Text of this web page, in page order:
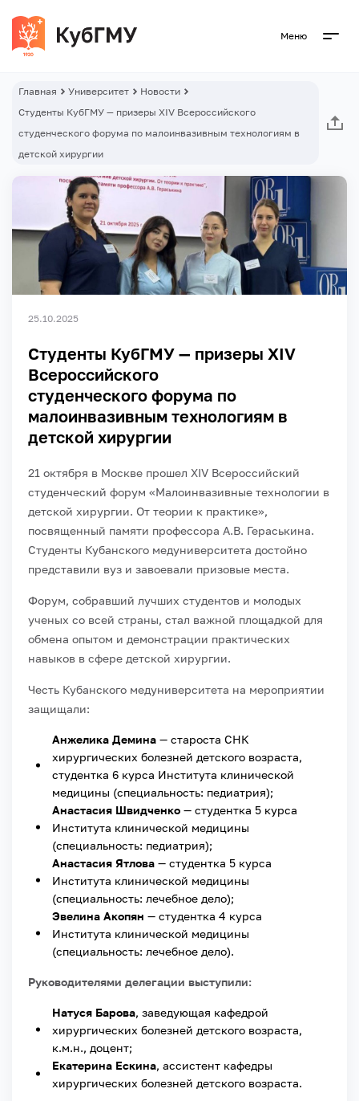
Меню
Главная Университет
Новости
Студенты КубГМУ — призеры XIV Всероссийского
студенческого форума по малоинвазивным технологиям в
детской хирургии
25.10.2025
Студенты КубГМУ — призеры XIV
Всероссийского
студенческого форума по
малоинвазивным технологиям в
детской хирургии
21 октября в Москве прошел XIV Всероссийский
студенческий форум «Малоинвазивные технологии в
детской хирургии. От теории к практике»,
посвященный памяти профессора А.В. Гераськина.
Студенты Кубанского медуниверситета достойно
представили вуз и завоевали призовые места.
Форум, собравший лучших студентов и молодых
ученых со всей страны, стал важной площадкой для
обмена опытом и демонстрации практических
навыков в сфере детской хирургии.
Честь Кубанского медуниверситета на мероприятии
защищали:
Анжелика Демина — староста СНК
хирургических болезней детского возраста,
студентка 6 курса Института клинической
медицины (специальность: педиатрия);
Анастасия Швидченко — студентка 5 курса
Института клинической медицины
(специальность: педиатрия);
Анастасия Ятлова — студентка 5 курса
Института клинической медицины
(специальность: лечебное дело);
Эвелина Акопян — студентка 4 курса
Института клинической медицины
(специальность: лечебное дело).
Руководителями делегации выступили:
Натуся Барова, заведующая кафедрой
хирургических болезней детского возраста,
к.м.н., доцент;
Екатерина Ескина, ассистент кафедры
хирургических болезней детского возраста.